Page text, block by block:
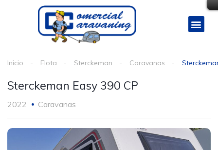
Inicio Flota Sterckeman Caravanas
Sterckeman Easy 390 CP
2022 Caravanas